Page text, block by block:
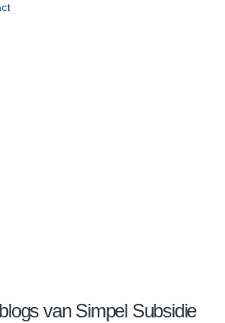
van Simpel Subsidie